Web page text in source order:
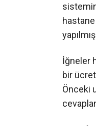
İğneler
bir
Önceki